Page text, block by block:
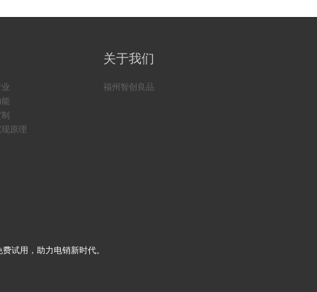
原理
关于我们
福州智创良品
试用，助力电销新时代。